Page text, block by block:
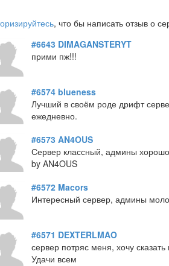
, что бы написать отзыв о
#6643 DIMAGANSTERYT
прими пж!!!
#6574 blueness
Лучший в своём роде дрифт
ежедневно.
#6573 AN4OUS
Сервер классный, админы хорошо
by AN4OUS
#6572 Macors
Интересный сервер, админы
#6571 DEXTERLMAO
сервер потряс меня, хочу
Удачи всем